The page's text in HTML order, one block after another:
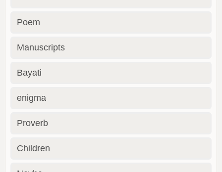
Poem
Manuscripts
Bayati
enigma
Proverb
Children